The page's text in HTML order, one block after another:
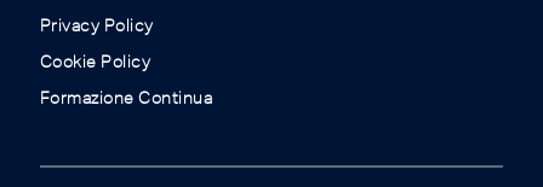
Privacy Policy
Cookie Policy
Formazione Continua